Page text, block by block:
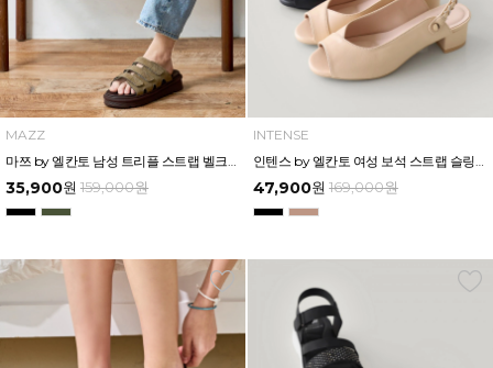
MAZZ
35,900원 159,000원
INTENSE
47,900원 169,000원